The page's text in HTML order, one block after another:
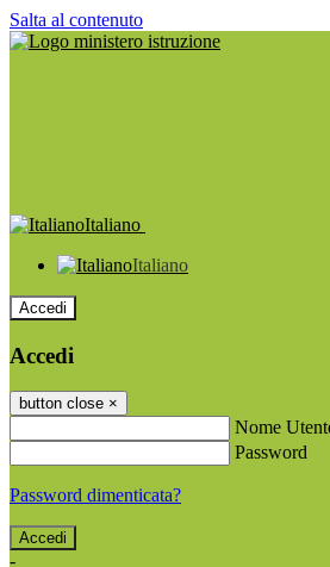
Salta al contenuto
Italiano
Italiano
Accedi
Accedi
button close ×
Nome
Password
Password dimenticata?
-